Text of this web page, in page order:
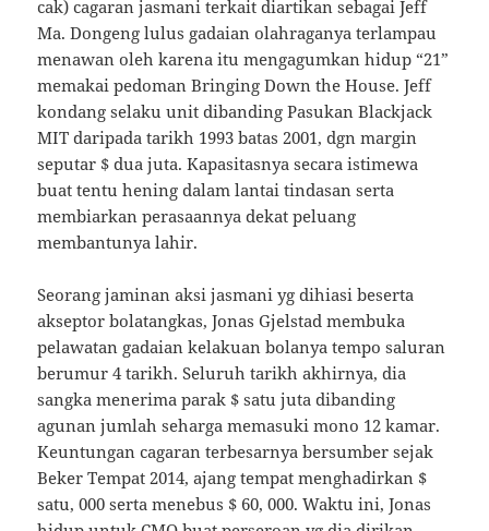
cak) cagaran jasmani terkait diartikan sebagai Jeff
Ma. Dongeng lulus gadaian olahraganya terlampau
menawan oleh karena itu mengagumkan hidup “21”
memakai pedoman Bringing Down the House. Jeff
kondang selaku unit dibanding Pasukan Blackjack
MIT daripada tarikh 1993 batas 2001, dgn margin
seputar $ dua juta. Kapasitasnya secara istimewa
buat tentu hening dalam lantai tindasan serta
membiarkan perasaannya dekat peluang
membantunya lahir.
Seorang jaminan aksi jasmani yg dihiasi beserta
akseptor bolatangkas, Jonas Gjelstad membuka
pelawatan gadaian kelakuan bolanya tempo saluran
berumur 4 tarikh. Seluruh tarikh akhirnya, dia
sangka menerima parak $ satu juta dibanding
agunan jumlah seharga memasuki mono 12 kamar.
Keuntungan cagaran terbesarnya bersumber sejak
Beker Tempat 2014, ajang tempat menghadirkan $
satu, 000 serta menebus $ 60, 000. Waktu ini, Jonas